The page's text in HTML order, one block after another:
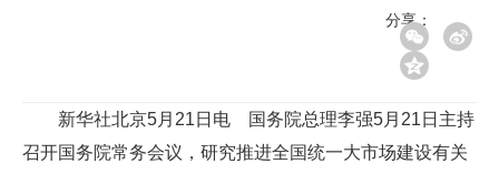
分享：
新华社北京5月21日电 国务院总理李强5月21日主持
召开国务院常务会议，研究推进全国统一大市场建设有关